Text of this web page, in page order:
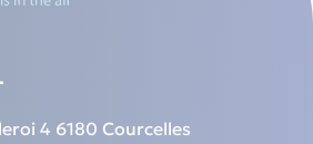
4 6180 Courcelles